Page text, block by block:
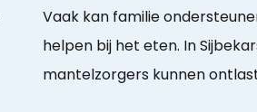
Vaak kan familie
helpen bij het eten. In
mantelzorgers kunnen